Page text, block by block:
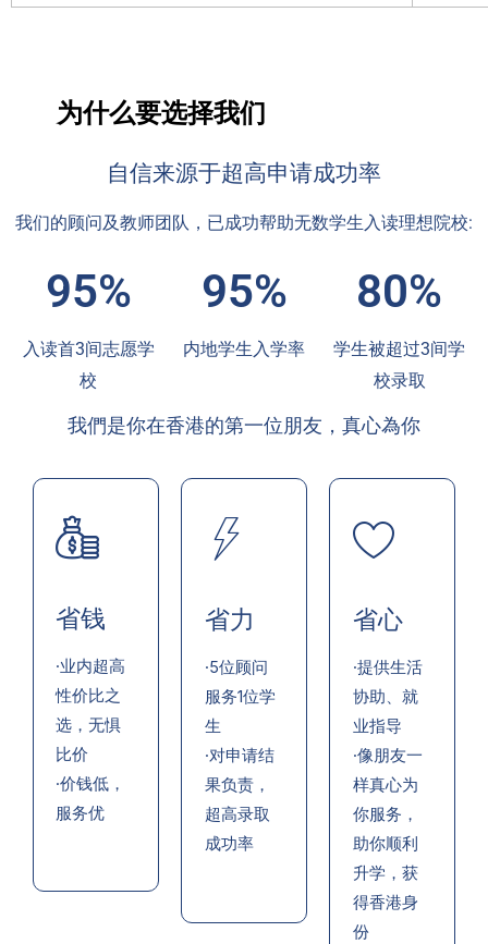
为什么要选择我们
自信来源于超高申请成功率
我们的顾问及教师团队，已成功帮助无数学生入读理想院校:
95%
入读首3间志愿学
校
95%
内地学生入学率
80%
学生被超过3间学
校录取
我們是你在香港的第一位朋友，真心為你
省钱
·业内超高
性价比之
选，无惧
比价
·价钱低，
服务优
省力
·5位顾问
服务1位学
生
·对申请结
果负责，
超高录取
成功率
省心
·提供生活
协助、就
业指导
·像朋友一
样真心为
你服务，
助你顺利
升学，获
得香港身
份